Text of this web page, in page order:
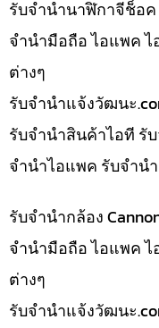
รับจำนำนาฬิกาจีช็อ
จำนำมือถือ ไอแพค
ต่างๆ
รับจํานําแจ้งวัฒนะ
รับจำนำสินค้าไอที รั
จำนำไอแพค รับจำนำ
รับจำนำกล้อง
จำนำมือถือ ไอแพค
ต่างๆ
รับจํานําแจ้งวัฒนะ